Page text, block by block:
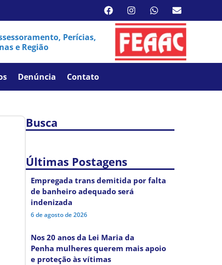
Perícias,
e Região
Denúncia Contato
Busca
Últimas Postagens
Empregada trans demitida por falta
de banheiro adequado será
indenizada
6 de agosto de 2026
Nos 20 anos da Lei Maria da
Penha mulheres querem mais apoio
e proteção às vítimas